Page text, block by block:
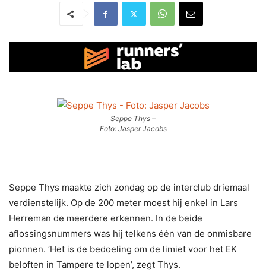
Seppe Thys –
Foto: Jasper Jacobs
Seppe Thys maakte zich zondag op de interclub driemaal
verdienstelijk. Op de 200 meter moest hij enkel in Lars
Herreman de meerdere erkennen. In de beide
aflossingsnummers was hij telkens één van de onmisbare
pionnen. ‘Het is de bedoeling om de limiet voor het EK
beloften in Tampere te lopen’, zegt Thys.